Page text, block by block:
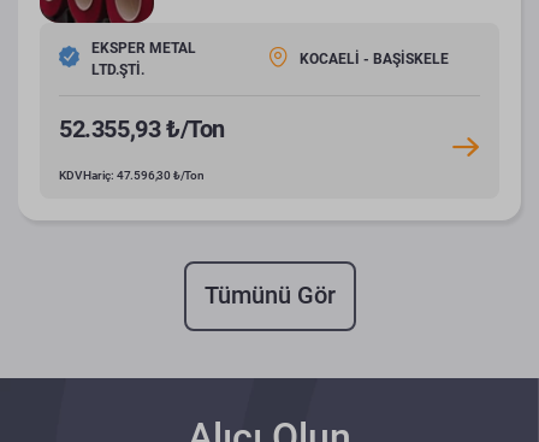
EKSPER METAL
LTD.ŞTİ.
KOCAELİ - BAŞİSKELE
52.355,93 ₺/Ton
KDV Hariç: 47.596,30 ₺/Ton
Tümünü Gör